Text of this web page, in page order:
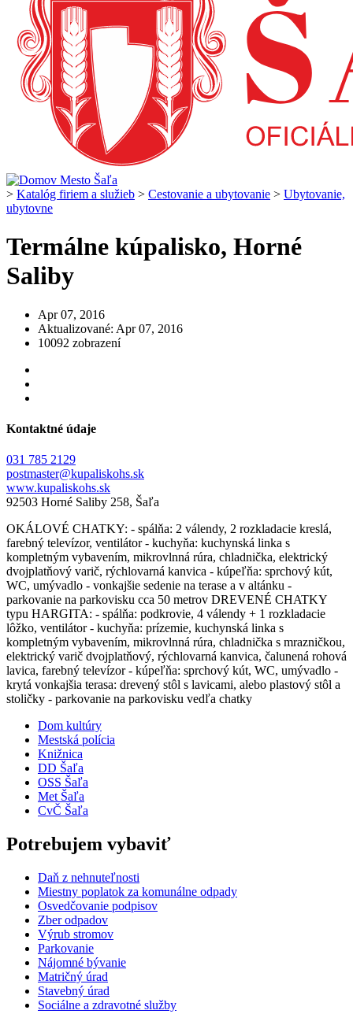
> Katalóg firiem a služieb > Cestovanie a ubytovanie > Ubytovanie,
ubytovne
Termálne kúpalisko, Horné
Saliby
Apr 07, 2016
Aktualizované: Apr 07, 2016
10092 zobrazení
Kontaktné údaje
031 785 2129
postmaster@kupaliskohs.sk
www.kupaliskohs.sk
92503 Horné Saliby 258, Šaľa
OKÁLOVÉ CHATKY: - spálňa: 2 válendy, 2 rozkladacie kreslá,
farebný televízor, ventilátor - kuchyňa: kuchynská linka s
kompletným vybavením, mikrovlnná rúra, chladnička, elektrický
dvojplatňový varič, rýchlovarná kanvica - kúpeľňa: sprchový kút,
WC, umývadlo - vonkajšie sedenie na terase a v altánku -
parkovanie na parkovisku cca 50 metrov DREVENÉ CHATKY
typu HARGITA: - spálňa: podkrovie, 4 válendy + 1 rozkladacie
lôžko, ventilátor - kuchyňa: prízemie, kuchynská linka s
kompletným vybavením, mikrovlnná rúra, chladnička s mrazničkou,
elektrický varič dvojplatňový, rýchlovarná kanvica, čalunená rohová
lavica, farebný televízor - kúpeľňa: sprchový kút, WC, umývadlo -
krytá vonkajšia terasa: drevený stôl s lavicami, alebo plastový stôl a
stoličky - parkovanie na parkovisku vedľa chatky
Dom kultúry
Mestská polícia
Knižnica
DD Šaľa
OSS Šaľa
Met Šaľa
CvČ Šaľa
Potrebujem vybaviť
Daň z nehnuteľnosti
Miestny poplatok za komunálne odpady
Osvedčovanie podpisov
Zber odpadov
Výrub stromov
Parkovanie
Nájomné bývanie
Matričný úrad
Stavebný úrad
Sociálne a zdravotné služby